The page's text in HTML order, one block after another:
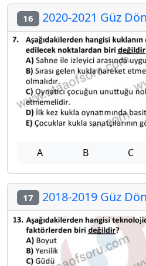
16 2020-2021 Güz
A B C
17 2018-2019 Güz